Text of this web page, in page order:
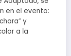
en el evento:
y
a la